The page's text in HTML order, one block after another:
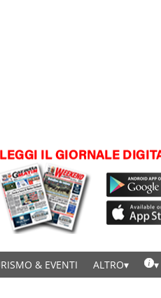
& EVENTI ALTRO